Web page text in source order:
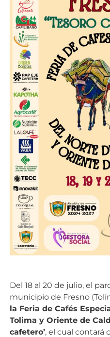
Del 18 al 20 de julio, el
municipio de Fresno
la Feria de Cafés
Tolima y Oriente de
cafetero’, el cual contará